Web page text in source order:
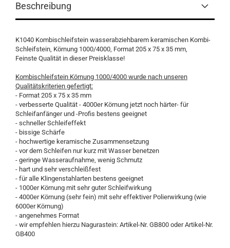
Beschreibung
K1040 Kombischleifstein wasserabziehbarem keramischen Kombi-
Schleifstein, Körnung 1000/4000, Format 205 x 75 x 35 mm,
Feinste Qualität in dieser Preisklasse!
Kombischleifstein Körnung 1000/4000 wurde nach unseren
Qualitätskriterien gefertigt:
- Format 205 x 75 x 35 mm
- verbesserte Qualität - 4000er Körnung jetzt noch härter- für
Schleifanfänger und -Profis bestens geeignet
- schneller Schleifeffekt
- bissige Schärfe
- hochwertige keramische Zusammensetzung
- vor dem Schleifen nur kurz mit Wasser benetzen
- geringe Wasseraufnahme, wenig Schmutz
- hart und sehr verschleißfest
- für alle Klingenstahlarten bestens geeignet
- 1000er Körnung mit sehr guter Schleifwirkung
- 4000er Körnung (sehr fein) mit sehr effektiver Polierwirkung (wie
6000er Körnung)
- angenehmes Format
- wir empfehlen hierzu Nagurastein: Artikel-Nr. GB800 oder Artikel-Nr.
GB400